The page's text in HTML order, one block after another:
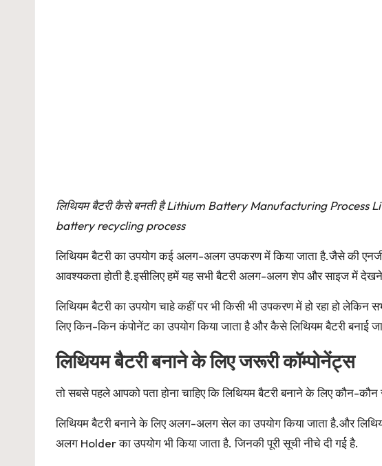
लिथियम बैटरी कैसे बनती है Lithium Battery Manufacturing
battery recycling process
लिथियम बैटरी का उपयोग कई अलग-अलग उपकरण में किया जाता है.जैसे की
आवश्यकता होती है.इसीलिए हमें यह सभी बैटरी अलग-अलग शेप और साइज में देखने
लिथियम बैटरी का उपयोग चाहे कहीं पर भी किसी भी उपकरण में हो रहा हो
लिए किन-किन कंपोनेंट का उपयोग किया जाता है और कैसे लिथियम बैटरी बनाई
लिथियम बैटरी बनाने के लिए जरूरी कॉम्पोनेंट्स
तो सबसे पहले आपको पता होना चाहिए कि लिथियम बैटरी बनाने के लिए कौन-
लिथियम बैटरी बनाने के लिए अलग-अलग सेल का उपयोग किया जाता है.और
अलग Holder का उपयोग भी किया जाता है. जिनकी पूरी सूची नीचे दी गई है.